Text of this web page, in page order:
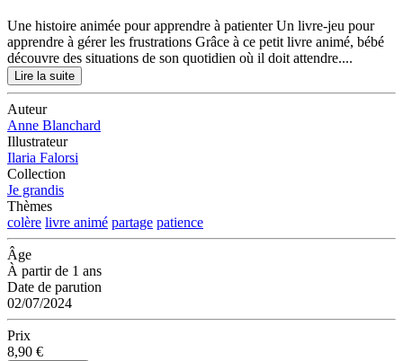
Une histoire animée pour apprendre à patienter Un livre-jeu pour
apprendre à gérer les frustrations Grâce à ce petit livre animé, bébé
découvre des situations de son quotidien où il doit attendre....
Lire la suite
Auteur
Anne Blanchard
Illustrateur
Ilaria Falorsi
Collection
Je grandis
Thèmes
colère livre animé partage patience
Âge
À partir de 1 ans
Date de parution
02/07/2024
Prix
8,90 €